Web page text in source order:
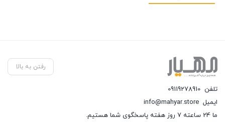
رفتن به بالا
تلفن 09119278910
ایمیل info@mahyar.store
ما 24 ساعته 7 روز هفته پاسخگوی شما هستیم.